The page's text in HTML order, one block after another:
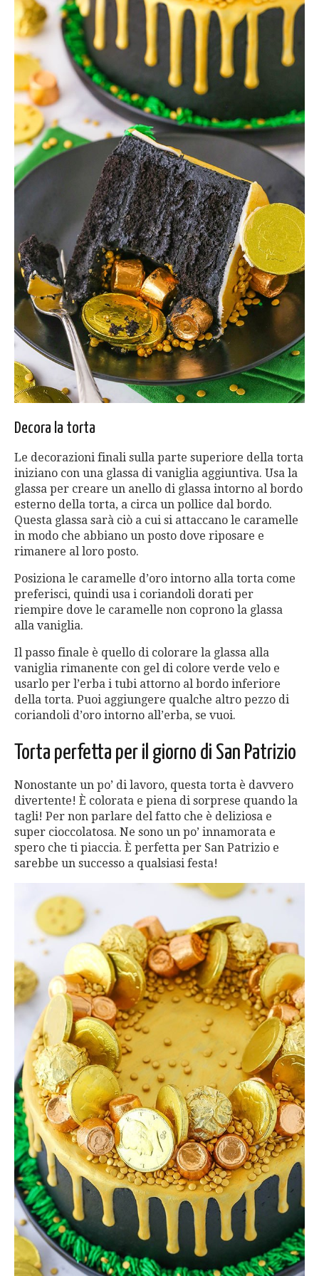
Decora la torta
Le decorazioni finali sulla parte superiore della torta
iniziano con una glassa di vaniglia aggiuntiva. Usa la
glassa per creare un anello di glassa intorno al bordo
esterno della torta, a circa un pollice dal bordo.
Questa glassa sarà ciò a cui si attaccano le caramelle
in modo che abbiano un posto dove riposare e
rimanere al loro posto.
Posiziona le caramelle d’oro intorno alla torta come
preferisci, quindi usa i coriandoli dorati per
riempire dove le caramelle non coprono la glassa
alla vaniglia.
Il passo finale è quello di colorare la glassa alla
vaniglia rimanente con gel di colore verde velo e
usarlo per l’erba i tubi attorno al bordo inferiore
della torta. Puoi aggiungere qualche altro pezzo di
coriandoli d’oro intorno all’erba, se vuoi.
Torta perfetta per il giorno di San Patrizio
Nonostante un po’ di lavoro, questa torta è davvero
divertente! È colorata e piena di sorprese quando la
tagli! Per non parlare del fatto che è deliziosa e
super cioccolatosa. Ne sono un po’ innamorata e
spero che ti piaccia. È perfetta per San Patrizio e
sarebbe un successo a qualsiasi festa!